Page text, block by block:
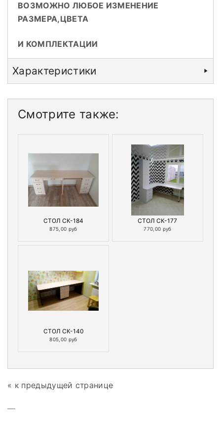
ВОЗМОЖНО ЛЮБОЕ ИЗМЕНЕНИЕ
РАЗМЕРА,ЦВЕТА
И КОМПЛЕКТАЦИИ
Характеристики
Смотрите также:
СТОЛ СК-184
875,00 руб
СТОЛ СК-177
770,00 руб
СТОЛ СК-140
805,00 руб
« к предыдущей странице
—